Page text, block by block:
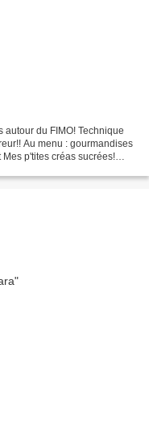
du FIMO! Technique
Au menu : gourmandises
p'tites créas sucrées!